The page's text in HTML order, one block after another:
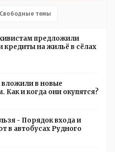
питьевой и температурный
иначе?
Свободные темы
предложили
кредиты на жильё в сёлах
в новые
Как и когда они окупятся?
- Порядок входа и
в автобусах Рудного